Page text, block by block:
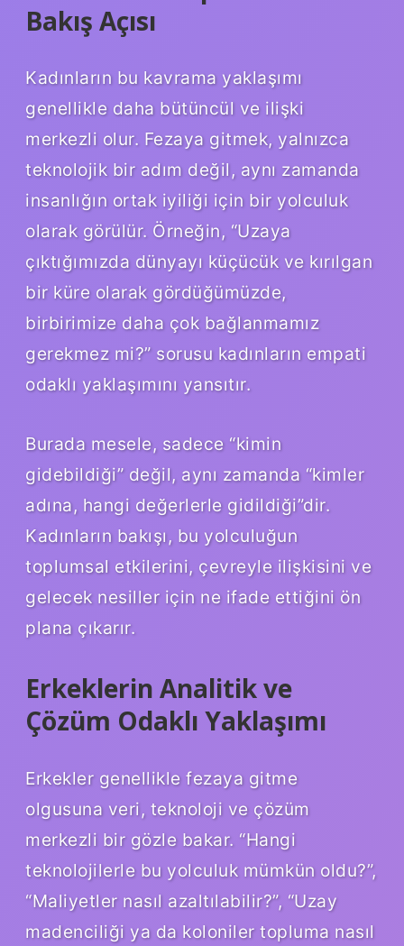
Bakış Açısı
Kadınların bu kavrama yaklaşımı
genellikle daha bütüncül ve ilişki
merkezli olur. Fezaya gitmek, yalnızca
teknolojik bir adım değil, aynı zamanda
insanlığın ortak iyiliği için bir yolculuk
olarak görülür. Örneğin, “Uzaya
çıktığımızda dünyayı küçücük ve kırılgan
bir küre olarak gördüğümüzde,
birbirimize daha çok bağlanmamız
gerekmez mi?” sorusu kadınların empati
odaklı yaklaşımını yansıtır.
Burada mesele, sadece “kimin
gidebildiği” değil, aynı zamanda “kimler
adına, hangi değerlerle gidildiği”dir.
Kadınların bakışı, bu yolculuğun
toplumsal etkilerini, çevreyle ilişkisini ve
gelecek nesiller için ne ifade ettiğini ön
plana çıkarır.
Erkeklerin Analitik ve
Çözüm Odaklı Yaklaşımı
Erkekler genellikle fezaya gitme
olgusuna veri, teknoloji ve çözüm
merkezli bir gözle bakar. “Hangi
teknolojilerle bu yolculuk mümkün oldu?”,
“Maliyetler nasıl azaltılabilir?”, “Uzay
madenciliği ya da koloniler topluma nasıl